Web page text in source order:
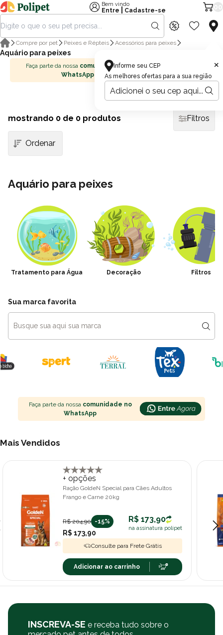
Informe seu CEP
As melhores ofertas para a sua região
×
Bem vindo
Entre
Cadastre-se
Compre por pet Peixes e Répteis Acessórios para peixes
Aquário para peixes
Faça parte da nossa comunidade no
WhatsApp
Aquário para peixes
Tratamento para Água Decoração Filtros
mostrando 0 de 0 produtos Filtros
Sua marca favorita
Faça parte da nossa comunidade no
WhatsApp
Mais Vendidos
+ opções
Ração GoldeN Special para Cães Adultos
Frango e Carne 20kg
R$ 204,90 -15%
R$ 173,90
R$ 173,90
na assinatura polipet
Consulte para Frete Grátis
Adicionar ao carrinho
INSCREVA-SE e receba tudo sobre o